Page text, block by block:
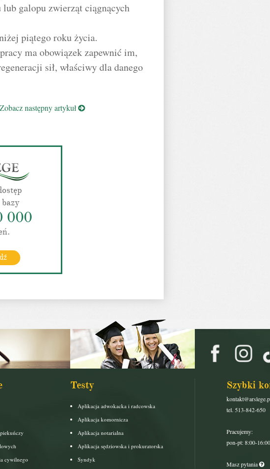
lub galopu zwierząt ciągnących
piątego roku życia.
ma obowiązek zapewnić im,
sił, właściwy dla danego
Zobacz następny artykuł
bazy
000
cywilnego
Testy
Aplikacja adwokacka i radcowska
Aplikacja komornicza
Aplikacja notarialna
Aplikacja sędziowska i prokuratorska
Syndyk
Szybki
tel. 513-842-650
Pracujemy:
pon-pt: 8:00-16:00
Masz pytania